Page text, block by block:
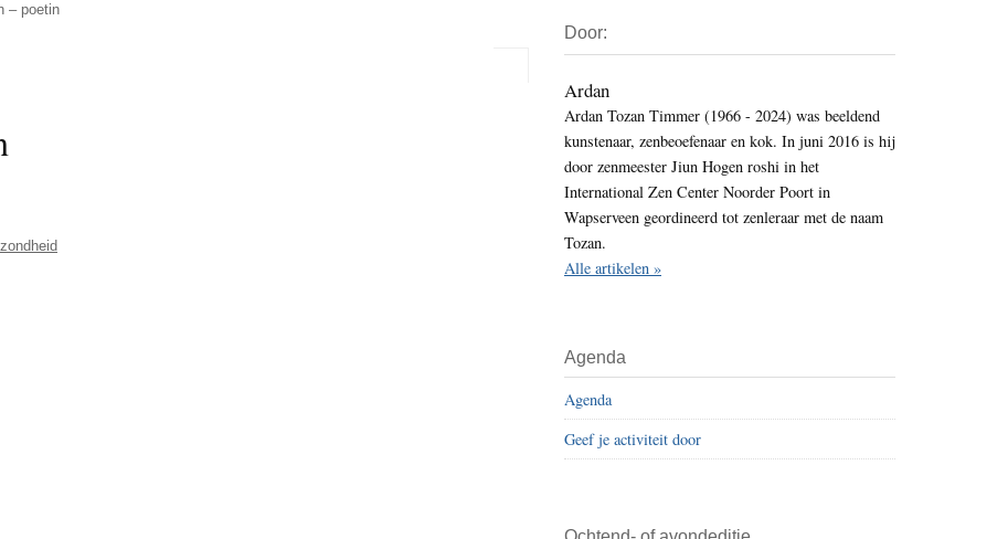
d
e
z
e
s
i
t
e
n
n
d
e
z
e
s
i
– poetin
Sidebar
Door:
Ardan
Ardan Tozan Timmer (1966 - 2024) was beeldend
kunstenaar, zenbeoefenaar en kok. In juni 2016 is hij
door zenmeester Jiun Hogen roshi in het
International Zen Center Noorder Poort in
Wapserveen geordineerd tot zenleraar met de naam
Tozan.
Alle artikelen »
Agenda
Agenda
Geef je activiteit door